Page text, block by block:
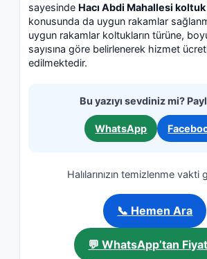
sayesinde Hacı Abdi Mahallesi koltuk
konusunda da uygun rakamlar
uygun rakamlar koltukların türüne,
sayısına göre belirlenerek hizmet
edilmektedir.
Bu yazıyı sevdiniz mi?
WhatsApp
Halılarınızın temizlenme vakti
📞 Hemen Ara
💬 WhatsApp’tan